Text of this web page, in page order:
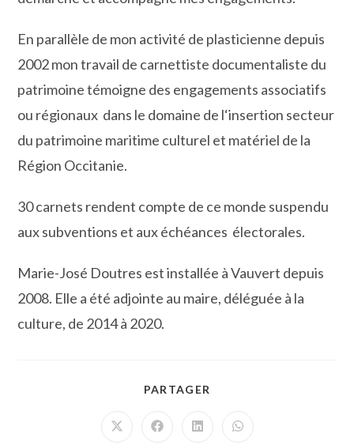
En parallèle de mon activité de plasticienne depuis
2002 mon travail de carnettiste documentaliste du
patrimoine témoigne des engagements associatifs
ou régionaux dans le domaine de l‘insertion secteur
du patrimoine maritime culturel et matériel de la
Région Occitanie.
30 carnets rendent compte de ce monde suspendu
aux subventions et aux échéances électorales.
Marie-José Doutres est installée à Vauvert depuis
2008. Elle a été adjointe au maire, déléguée à la
culture, de 2014 à 2020.
PARTAGER
Ouvrir
Ouvrir
Ouvrir
Ouvrir